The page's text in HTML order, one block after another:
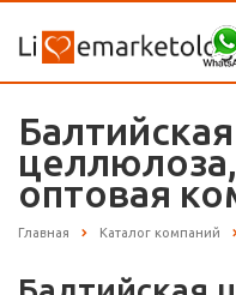
Балтийская
оптовая
Главная Каталог компаний